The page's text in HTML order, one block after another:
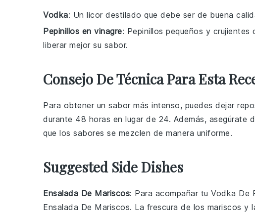
Vodka: Un licor destilado que debe ser de buena
Pepinillos en vinagre: Pepinillos pequeños y
liberar mejor su sabor.
Consejo De Técnica Para Esta
Para obtener un sabor más intenso, puedes dejar
durante 48 horas en lugar de 24. Además, asegúrate
que los sabores se mezclen de manera uniforme.
Suggested Side Dishes
Ensalada De Mariscos: Para acompañar tu Vodka De
Ensalada De Mariscos. La frescura de los mariscos y